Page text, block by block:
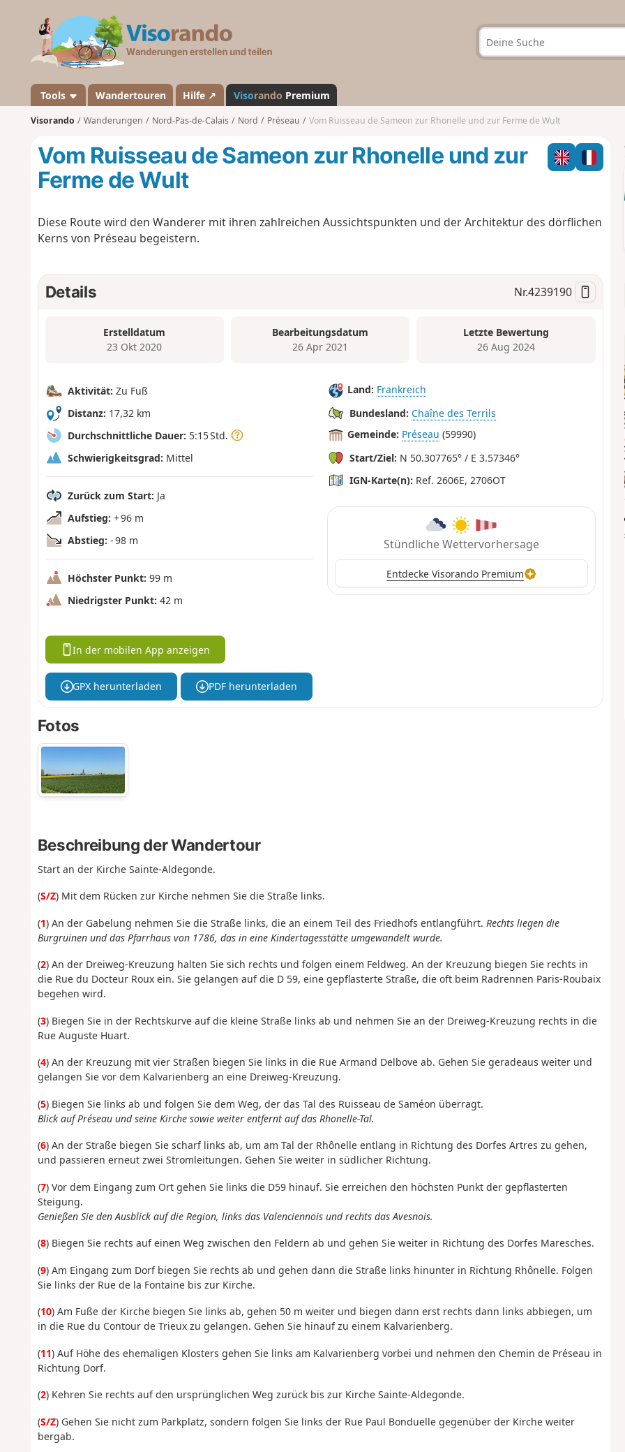
a
n
d
Tools Wandertouren Hilfe ↗ Visorando Premium
Visorando Wanderungen Nord-Pas-de-Calais Nord Préseau Vom Ruisseau de Sameon zur Rhonelle und zur Ferme de Wult
Vom Ruisseau de Sameon zur Rhonelle und zur
Ferme de Wult
Diese Route wird den Wanderer mit ihren zahlreichen Aussichtspunkten und der Architektur des dörflichen
Kerns von Préseau begeistern.
Details Nr.4239190
Erstelldatum
23 Okt 2020
Bearbeitungsdatum
26 Apr 2021
Letzte Bewertung
26 Aug 2024
Aktivität: Zu Fuß
Distanz: 17,32 km
Durchschnittliche Dauer: 5:15 Std.
Schwierigkeitsgrad: Mittel
Zurück zum Start: Ja
Aufstieg: + 96 m
Abstieg: - 98 m
Höchster Punkt: 99 m
Niedrigster Punkt: 42 m
Land: Frankreich
Bundesland: Chaîne des Terrils
Gemeinde: Préseau (59990)
Start/Ziel: N 50.307765° / E 3.57346°
IGN-Karte(n): Ref. 2606E, 2706OT
Stündliche Wettervorhersage
Entdecke Visorando Premium
In der mobilen App anzeigen
GPX herunterladen PDF herunterladen
Fotos
Beschreibung der Wandertour
Start an der Kirche Sainte-Aldegonde.
(S/Z) Mit dem Rücken zur Kirche nehmen Sie die Straße links.
(1) An der Gabelung nehmen Sie die Straße links, die an einem Teil des Friedhofs entlangführt. Rechts liegen die
Burgruinen und das Pfarrhaus von 1786, das in eine Kindertagesstätte umgewandelt wurde.
(2) An der Dreiweg-Kreuzung halten Sie sich rechts und folgen einem Feldweg. An der Kreuzung biegen Sie rechts in
die Rue du Docteur Roux ein. Sie gelangen auf die D 59, eine gepflasterte Straße, die oft beim Radrennen Paris-Roubaix
begehen wird.
(3) Biegen Sie in der Rechtskurve auf die kleine Straße links ab und nehmen Sie an der Dreiweg-Kreuzung rechts in die
Rue Auguste Huart.
(4) An der Kreuzung mit vier Straßen biegen Sie links in die Rue Armand Delbove ab. Gehen Sie geradeaus weiter und
gelangen Sie vor dem Kalvarienberg an eine Dreiweg-Kreuzung.
(5) Biegen Sie links ab und folgen Sie dem Weg, der das Tal des Ruisseau de Saméon überragt.
Blick auf Préseau und seine Kirche sowie weiter entfernt auf das Rhonelle-Tal.
(6) An der Straße biegen Sie scharf links ab, um am Tal der Rhônelle entlang in Richtung des Dorfes Artres zu gehen,
und passieren erneut zwei Stromleitungen. Gehen Sie weiter in südlicher Richtung.
(7) Vor dem Eingang zum Ort gehen Sie links die D59 hinauf. Sie erreichen den höchsten Punkt der gepflasterten
Steigung.
Genießen Sie den Ausblick auf die Region, links das Valenciennois und rechts das Avesnois.
(8) Biegen Sie rechts auf einen Weg zwischen den Feldern ab und gehen Sie weiter in Richtung des Dorfes Maresches.
(9) Am Eingang zum Dorf biegen Sie rechts ab und gehen dann die Straße links hinunter in Richtung Rhônelle. Folgen
Sie links der Rue de la Fontaine bis zur Kirche.
(10) Am Fuße der Kirche biegen Sie links ab, gehen 50 m weiter und biegen dann erst rechts dann links abbiegen, um
in die Rue du Contour de Trieux zu gelangen. Gehen Sie hinauf zu einem Kalvarienberg.
(11) Auf Höhe des ehemaligen Klosters gehen Sie links am Kalvarienberg vorbei und nehmen den Chemin de Préseau in
Richtung Dorf.
(2) Kehren Sie rechts auf den ursprünglichen Weg zurück bis zur Kirche Sainte-Aldegonde.
(S/Z) Gehen Sie nicht zum Parkplatz, sondern folgen Sie links der Rue Paul Bonduelle gegenüber der Kirche weiter
bergab.